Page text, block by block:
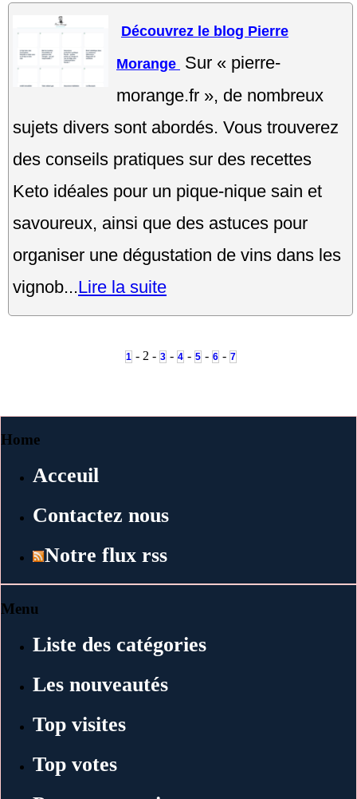
Découvrez le blog Pierre
Morange Sur « pierre-
morange.fr », de nombreux
sujets divers sont abordés. Vous trouverez
des conseils pratiques sur des recettes
Keto idéales pour un pique-nique sain et
savoureux, ainsi que des astuces pour
organiser une dégustation de vins dans les
vignob...Lire la suite
1 - 2 - 3 - 4 - 5 - 6 - 7
Home
Acceuil
Contactez nous
Notre flux rss
Menu
Liste des catégories
Les nouveautés
Top visites
Top votes